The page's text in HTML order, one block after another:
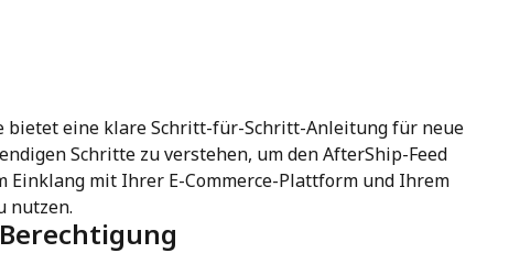
bietet eine klare Schritt-für-Schritt-Anleitung für neue
Schritte zu verstehen, um den AfterShip-Feed
Einklang mit Ihrer E-Commerce-Plattform und Ihrem
nutzen.